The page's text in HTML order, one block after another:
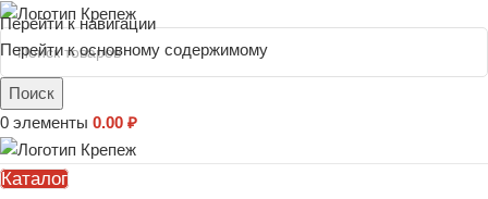
Перейти к навигации
Перейти к основному содержимому
Поиск
0 элементы 0.00 ₽
Каталог